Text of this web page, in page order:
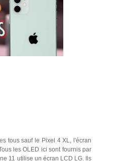
tous sauf le Pixel 4 XL, l'écran
les OLED ici sont fournis par
11 utilise un écran LCD LG. Ils